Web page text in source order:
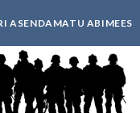
ASENDAMATU ABIMEES